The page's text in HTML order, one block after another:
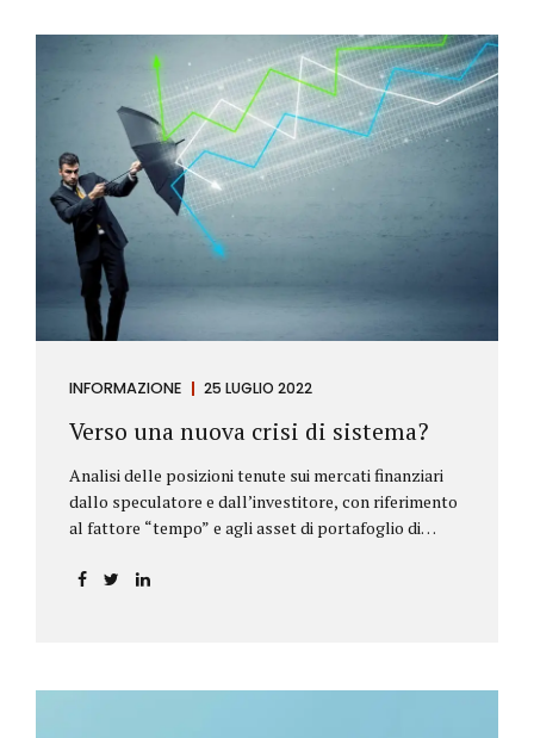
INFORMAZIONE 25 LUGLIO 2022
Verso una nuova crisi di sistema?
Analisi delle posizioni tenute sui mercati finanziari
dallo speculatore e dall’investitore, con riferimento
al fattore “tempo” e agli asset di portafoglio di
l’investitore Nelle definizioni di Wikipedia si legge:
Investitore: è colui che decide di investire il proprio